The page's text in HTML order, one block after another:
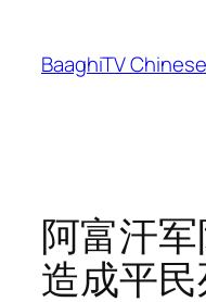
content
BaaghiTV Chinese
阿富汗军
造成平